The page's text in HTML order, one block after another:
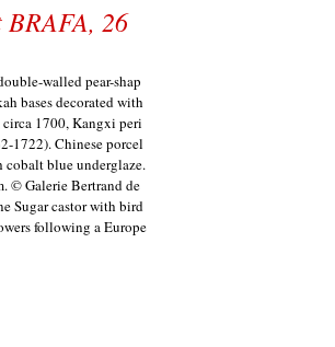
26
walled pear-shap
bases decorated with
circa 1700, Kangxi peri
1722). Chinese porcel
cobalt blue underglaze.
© Galerie Bertrand de
Sugar castor with bird
following a Europe